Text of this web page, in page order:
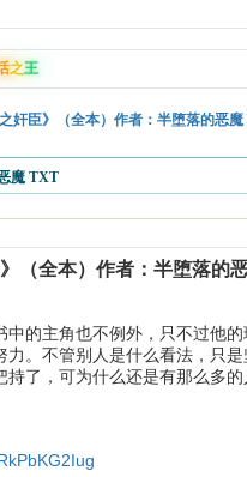
之王
奸臣》（全本）作者：半堕落的恶
魔 TXT
（全本）作者：半堕落的
中的主角也不例外，只不过他
力。不管别人是什么看法，只
了，可为什么还是有那么多的